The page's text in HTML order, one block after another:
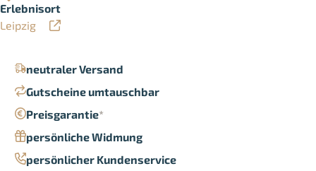
neutraler Versand
Gutscheine umtauschbar
Preisgarantie*
persönliche Widmung
persönlicher Kundenservice
Erlebnisort
Leipzig